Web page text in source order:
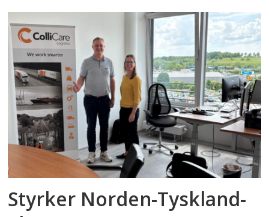
Styrker Norden-Tyskland-